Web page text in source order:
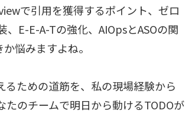
で引用を獲得するポイント、ゼロ
E-E-A-Tの強化、AIOpsとASOの関
悩みますよね。
るための道筋を、私の現場経験から
のチームで明日から動けるTODOが